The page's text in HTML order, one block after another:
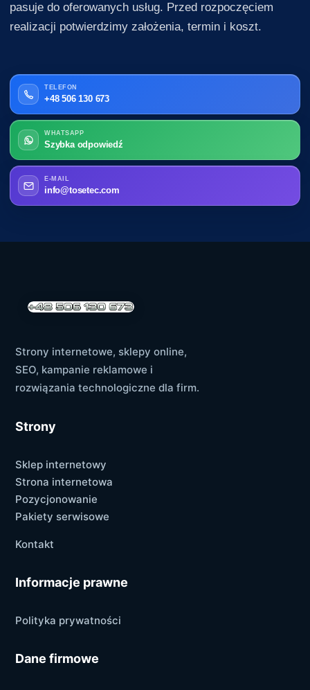
pasuje do oferowanych usług. Przed rozpoczęciem
realizacji potwierdzimy założenia, termin i koszt.
TELEFON
+48 506 130 673
WHATSAPP
Szybka odpowiedź
E-MAIL
info@tosetec.com
Strony internetowe, sklepy online,
SEO, kampanie reklamowe i
rozwiązania technologiczne dla firm.
Strony
Sklep internetowy
Strona internetowa
Pozycjonowanie
Pakiety serwisowe
Kontakt
Informacje prawne
Polityka prywatności
Dane firmowe